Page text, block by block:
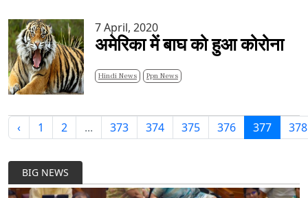
7 April, 2020
अमेरिका में बाघ को हुआ कोरोना
Hindi News Ppn News
‹ 1 2 ... 373 374 375 376 377 378
BIG NEWS